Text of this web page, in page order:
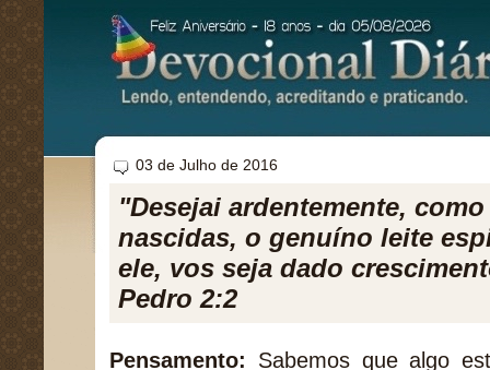
03 de Julho de 2016
"Desejai ardentemente,
nascidas, o genuíno leite
ele, vos seja dado
Pedro 2:2
Pensamento: Sabemos que algo